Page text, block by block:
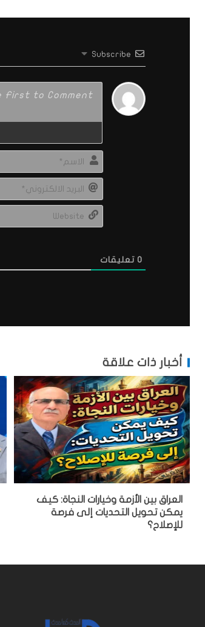
Subscribe
0 تعليقات
أخبار ذات علاقة
العراق بين الأزمة وخيارات النجاة: كيف
يمكن تحويل التحديات إلى فرصة
للإصلاح؟